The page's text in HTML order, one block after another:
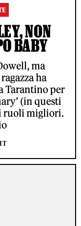
NON
BABY
ma
ha
Tarantino per
(in questi
ruoli migliori.